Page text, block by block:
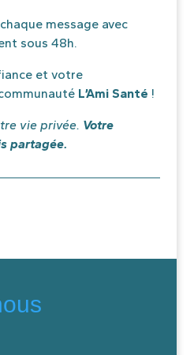
message avec
sous 48h.
et votre
L’Ami Santé !
vie privée. Votre
partagée.